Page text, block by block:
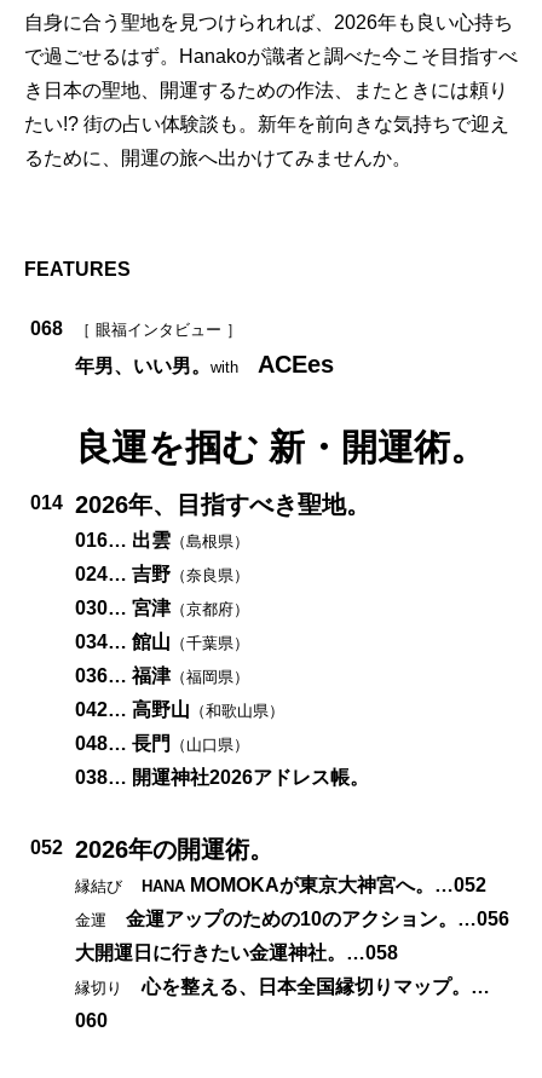
自身に合う聖地を見つけられれば、2026年も良い心持ち
で過ごせるはず。Hanakoが識者と調べた今こそ目指すべ
き日本の聖地、開運するための作法、またときには頼り
たい!? 街の占い体験談も。新年を前向きな気持ちで迎え
るために、開運の旅へ出かけてみませんか。
FEATURES
068 ［ 眼福インタビュー ］
年男、いい男。 with ACEes
良運を掴む 新・開運術。
014 2026年、目指すべき聖地。
016… 出雲 （島根県）
024… 吉野 （奈良県）
030… 宮津（京都府）
034… 館山 （千葉県）
036… 福津（福岡県）
042… 高野山 （和歌山県）
048… 長門 （山口県）
038… 開運神社2026アドレス帳。
052 2026年の開運術。
縁結び HANA MOMOKAが東京大神宮へ。 …052
金運 金運アップのための10のアクション。 …056
大開運日に行きたい金運神社。 …058
縁切り 心を整える、日本全国縁切りマップ。 …
060